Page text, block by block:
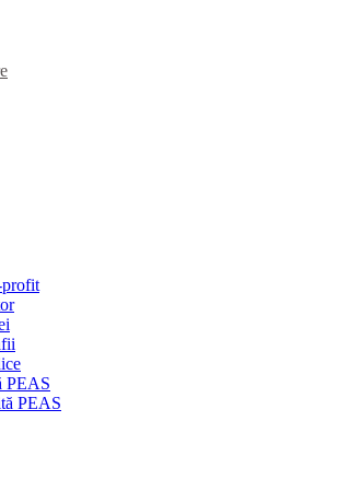
PEAS
PEAS